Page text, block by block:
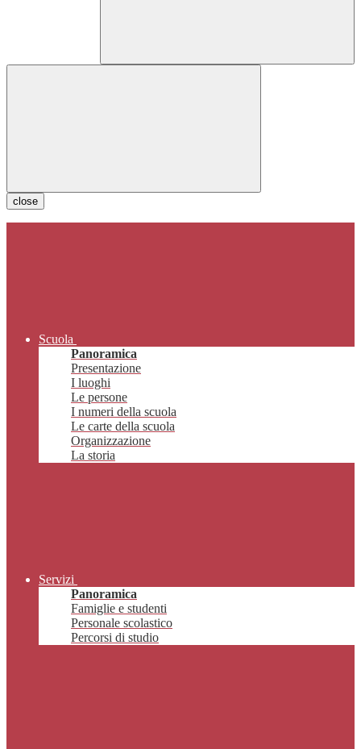
close
Scuola
Panoramica
Presentazione
I luoghi
Le persone
I numeri della scuola
Le carte della scuola
Organizzazione
La storia
Servizi
Panoramica
Famiglie e studenti
Personale scolastico
Percorsi di studio